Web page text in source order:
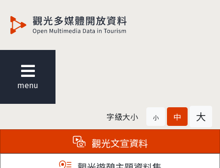
menu
字級大小 小 中 大
觀光文宣資料